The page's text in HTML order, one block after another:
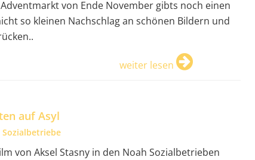
von Ende November gibts noch einen
so kleinen Nachschlag an schönen Bildern und
weiter lesen
auf Asyl
Sozialbetriebe
von Aksel Stasny in den Noah Sozialbetrieben